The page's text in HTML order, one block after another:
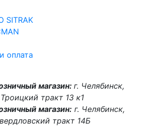
SITRAK
оплата
магазин: г. Челябинск,
Троицкий тракт 13 к1
магазин:г. Челябинск,
тракт 14Б